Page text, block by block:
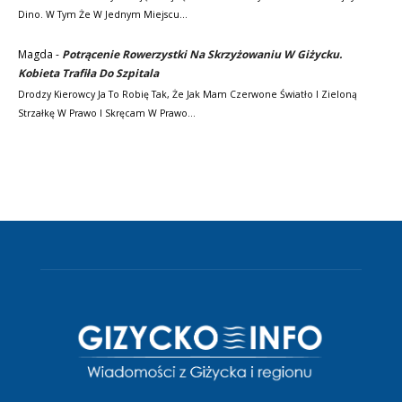
Dino. W Tym Że W Jednym Miejscu…
Magda - Potrącenie Rowerzystki Na Skrzyżowaniu W Giżycku.
Kobieta Trafiła Do Szpitala
Drodzy Kierowcy Ja To Robię Tak, Że Jak Mam Czerwone Światło I Zieloną
Strzałkę W Prawo I Skręcam W Prawo…